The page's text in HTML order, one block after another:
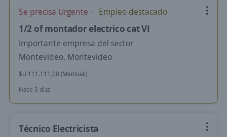
Se precisa Urgente Empleo destacado
1/2 of montador electrico cat VI
Importante empresa del sector
Montevideo, Montevideo
$U 111.111,00 (Mensual)
Hace 3 días
Técnico Electricista